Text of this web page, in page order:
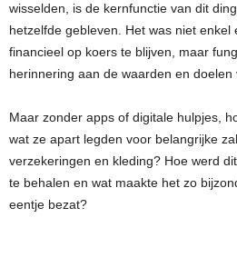
wisselden, is de kernfunctie van dit
hetzelfde gebleven. Het was niet enkel
financieel op koers te blijven, maar
herinnering aan de waarden en doelen
Maar zonder apps of digitale hulpjes,
wat ze apart legden voor belangrijke
verzekeringen en kleding? Hoe werd
te behalen en wat maakte het zo
eentje bezat?